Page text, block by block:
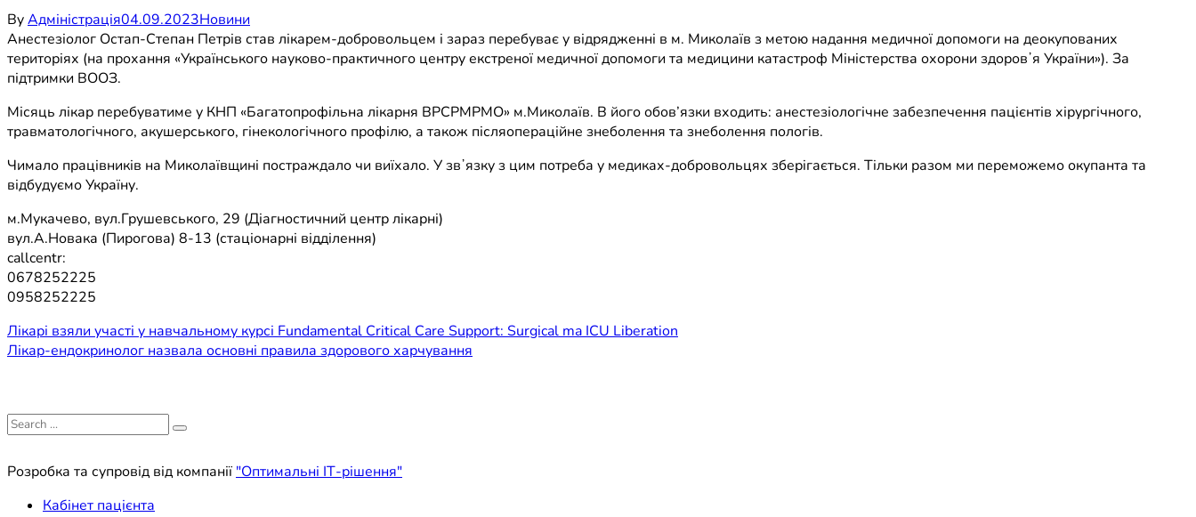
ByАдміністрація04.09.2023Новини
Анестезіолог Остап-Степан Петрів став лікарем-добровольцем і зараз перебуває у відрядженні в м. Миколаїв з метою надання медичної допомоги на деокупованих
територіях (на прохання «Українського науково-практичного центру екстреної медичної допомоги та медицини катастроф Міністерства охорони здоровʼя України»). За
підтримки ВООЗ.
Місяць лікар перебуватиме у КНП «Багатопрофільна лікарня ВРСРМРМО» м.Миколаїв. В його обов’язки входить: анестезіологічне забезпечення пацієнтів хірургічного,
травматологічного, акушерського, гінекологічного профілю, а також післяопераційне знеболення та знеболення пологів.
Чимало працівників на Миколаївщині постраждало чи виїхало. У звʼязку з цим потреба у медиках-добровольцях зберігається. Тільки разом ми переможемо окупанта та
відбудуємо Україну.
м.Мукачево, вул.Грушевського, 29 (Діагностичний центр лікарні)
вул.А.Новака (Пирогова) 8-13 (стаціонарні відділення)
callcentr:
0678252225
0958252225
Навігація
записів
Лікарі взяли участі у навчальному курсі Fundamental Critical Care Support: Surgical ma ICU Liberation
Лікар-ендокринолог назвала основні правила здорового харчування
Search
Розробка та супровід від компанії "Оптимальні ІТ-рішення"
Кабінет пацієнта